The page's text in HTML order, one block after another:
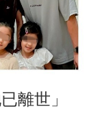
已離世」